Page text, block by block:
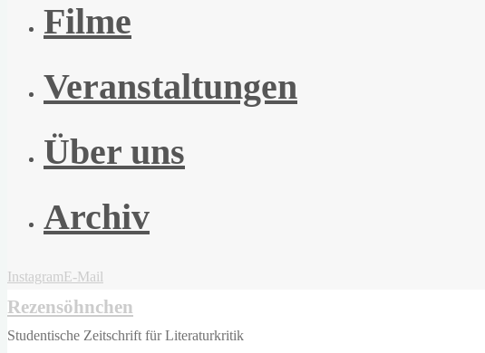
Filme
Veranstaltungen
Über uns
Archiv
InstagramE-Mail
Rezensöhnchen
Studentische Zeitschrift für Literaturkritik